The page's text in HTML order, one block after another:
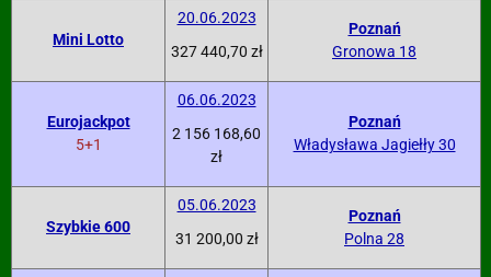
Mini Lotto
20.06.2023
327 440,70 zł
Poznań
Gronowa 18
Eurojackpot
5+1
06.06.2023
2 156 168,60
zł
Poznań
Władysława Jagiełły 30
Szybkie 600
05.06.2023
31 200,00 zł
Poznań
Polna 28